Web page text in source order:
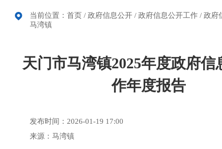
当前位置： 首页 / 政府信息公开 / 政府信息公开工作 / 政府
马湾镇
天门市马湾镇2025年度政府信
作年度报告
发布时间：2026-01-19 17:00
来源：马湾镇